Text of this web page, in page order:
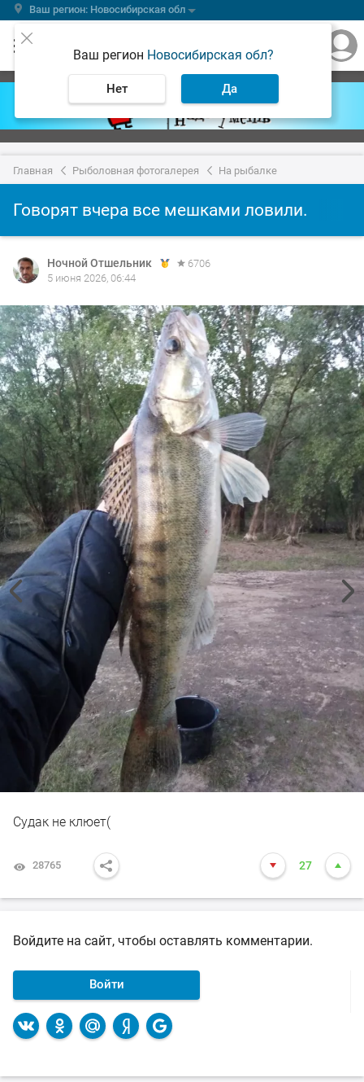
Ваш регион: Новосибирская обл
Ваш регион Новосибирская обл?
Нет Да
Главная Рыболовная фотогалерея На рыбалке
Говорят вчера все мешками ловили.
Ночной Отшельник
6706
5 июня 2026, 06:44
Судак не клюет(
28765 27
Войдите на сайт, чтобы оставлять комментарии.
Войти